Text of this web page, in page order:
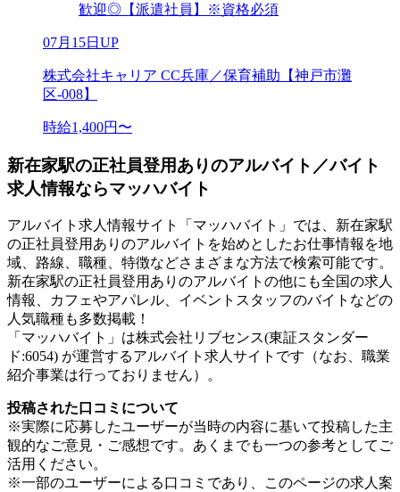
歓迎◎【派遣社員】※資格必須
07月15日UP
株式会社キャリア CC兵庫／保育補助【神戸市灘
区-008】
時給1,400円〜
新在家駅の正社員登用ありのアルバイト／バイト
求人情報ならマッハバイト
アルバイト求人情報サイト「マッハバイト」では、新在家駅
の正社員登用ありのアルバイトを始めとしたお仕事情報を地
域、路線、職種、特徴などさまざまな方法で検索可能です。
新在家駅の正社員登用ありのアルバイトの他にも全国の求人
情報、カフェやアパレル、イベントスタッフのバイトなどの
人気職種も多数掲載！
「マッハバイト」は株式会社リブセンス(東証スタンダー
ド:6054) が運営するアルバイト求人サイトです（なお、職業
紹介事業は行っておりません）。
投稿された口コミについて
※実際に応募したユーザーが当時の内容に基いて投稿した主
観的なご意見・ご感想です。あくまでも一つの参考としてご
活用ください。
※一部のユーザーによる口コミであり、このページの求人案